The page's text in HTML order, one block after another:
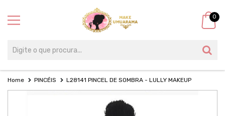
0
Home PINCÉIS L28141 PINCEL DE SOMBRA - LULLY MAKEUP